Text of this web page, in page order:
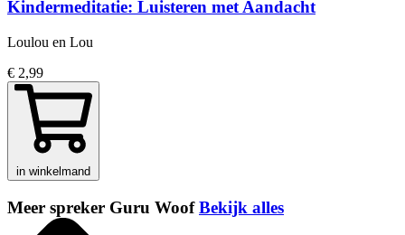
Kindermeditatie: Luisteren met Aandacht
Loulou en Lou
€ 2,99
in winkelmand
Meer spreker Guru WoofBekijk alles